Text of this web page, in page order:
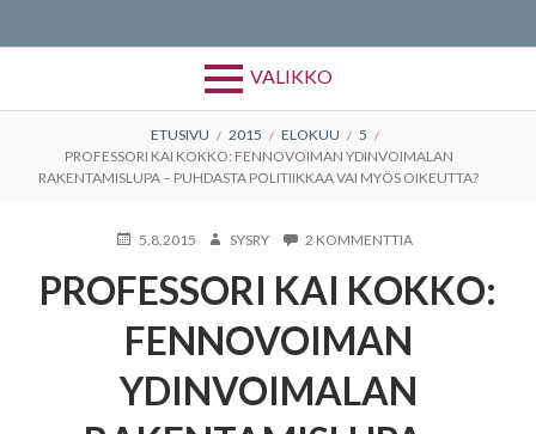
VALIKKO
MURUPOLKU
ETUSIVU 2015 ELOKUU
5
PROFESSORI KAI KOKKO: FENNOVOIMAN YDINVOIMALAN
RAKENTAMISLUPA – PUHDASTA POLITIIKKAA VAI MYÖS OIKEUTTA?
KIRJOITETTU
5.8.2015 KIRJOITTAJA
SYSRY 2 KOMMENTTIAARTIKKELIIN
KAI
KOKKO:
PUHDASTA
PROFESSORI KAI KOKKO:
FENNOVOIMAN
YDINVOIMALAN